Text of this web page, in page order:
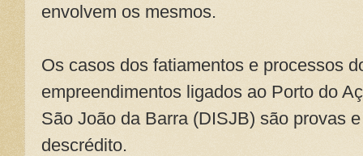
envolvem os mesmos.
Os casos dos fatiamentos e processos
empreendimentos ligados ao Porto do
São João da Barra (DISJB) são provas
descrédito.